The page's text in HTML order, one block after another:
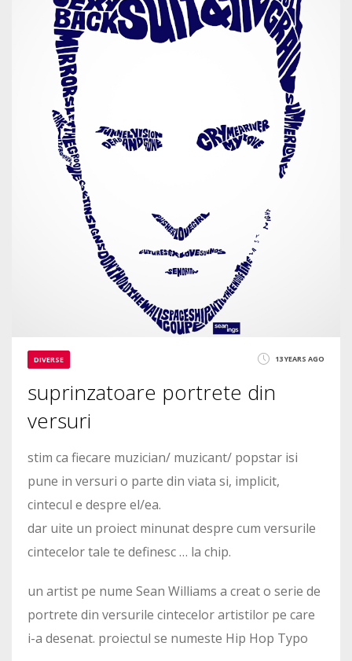
DIVERSE 13 YEARS AGO
suprinzatoare portrete din
versuri
stim ca fiecare muzician/ muzicant/ popstar isi
pune in versuri o parte din viata si, implicit,
cintecul e despre el/ea.
dar uite un proiect minunat despre cum versurile
cintecelor tale te definesc … la chip.
un artist pe nume Sean Williams a creat o serie de
portrete din versurile cintecelor artistilor pe care
i-a desenat. proiectul se numeste Hip Hop Typo